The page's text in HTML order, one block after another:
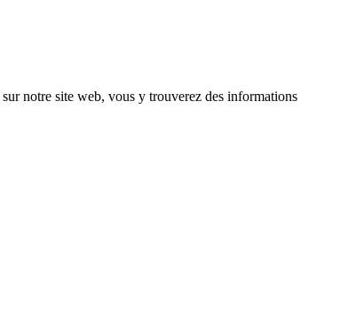
sur notre site web, vous y trouverez des informations